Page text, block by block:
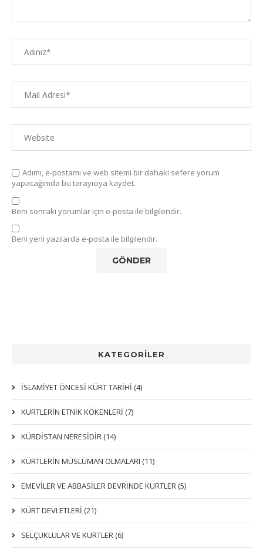
Adımı, e-postamı ve web sitemi bir dahaki sefere yorum
yapacağımda bu tarayıcıya kaydet.
Beni sonraki yorumlar için e-posta ile bilgilendir.
Beni yeni yazılarda e-posta ile bilgilendir.
KATEGORİLER
İSLAMİYET ÖNCESİ KÜRT TARİHİ (4)
KÜRTLERIN ETNIK KÖKENLERI (7)
KÜRDİSTAN NERESİDİR (14)
KÜRTLERİN MÜSLÜMAN OLMALARI (11)
EMEVİLER VE ABBASİLER DEVRİNDE KÜRTLER (5)
KÜRT DEVLETLERİ (21)
SELÇUKLULAR VE KÜRTLER (6)